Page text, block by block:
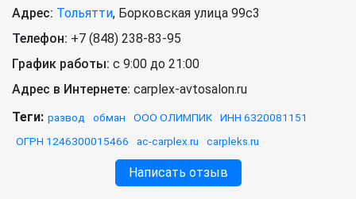
Адрес: Тольятти, Борковская улица 99с3
Телефон: +7 (848) 238-83-95
График работы: с 9:00 до 21:00
Адрес в Интернете: carplex-avtosalon.ru
Теги: развод обман ООО ОЛИМПИК
ИНН 6320081151
ОГРН 1246300015466
ac-carplex.ru carpleks.ru
Написать отзыв